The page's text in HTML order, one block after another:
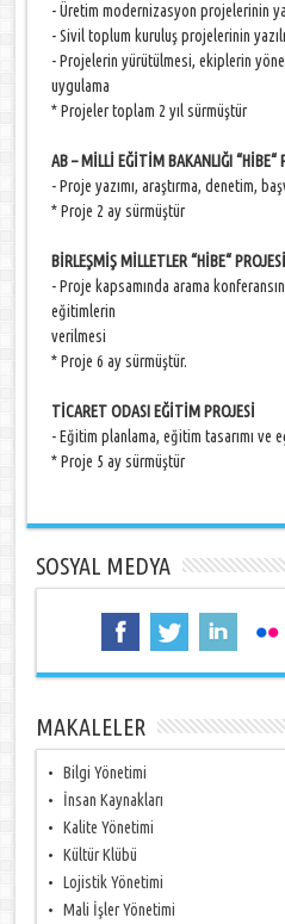
- Üretim modernizasyon projelerinin
- Sivil toplum kuruluş projelerinin
- Projelerin yürütülmesi, ekiplerin
uygulama
* Projeler toplam 2 yıl sürmüştür
AB – MİLLİ EĞİTİM BAKANLIĞI “HİBE“
- Proje yazımı, araştırma, denetim,
* Proje 2 ay sürmüştür
BİRLEŞMİŞ MİLLETLER “HİBE“ PROJESİ
- Proje kapsamında arama
eğitimlerin
verilmesi
* Proje 6 ay sürmüştür.
TİCARET ODASI EĞİTİM PROJESİ
- Eğitim planlama, eğitim tasarımı ve
* Proje 5 ay sürmüştür
SOSYAL MEDYA
MAKALELER
Bilgi Yönetimi
İnsan Kaynakları
Kalite Yönetimi
Kültür Klübü
Lojistik Yönetimi
Mali İşler Yönetimi